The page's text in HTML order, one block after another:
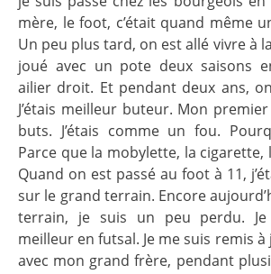
mère, le foot, c’était quand même
Un peu plus tard, on est allé vivre à
joué avec un pote deux saisons
ailier droit. Et pendant deux ans,
J’étais meilleur buteur. Mon
buts. J’étais comme un fou.
Parce que la mobylette, la
Quand on est passé au foot à 11,
sur le grand terrain. Encore
terrain, je suis un peu perdu.
meilleur en futsal. Je me suis remis
avec mon grand frère, pendant